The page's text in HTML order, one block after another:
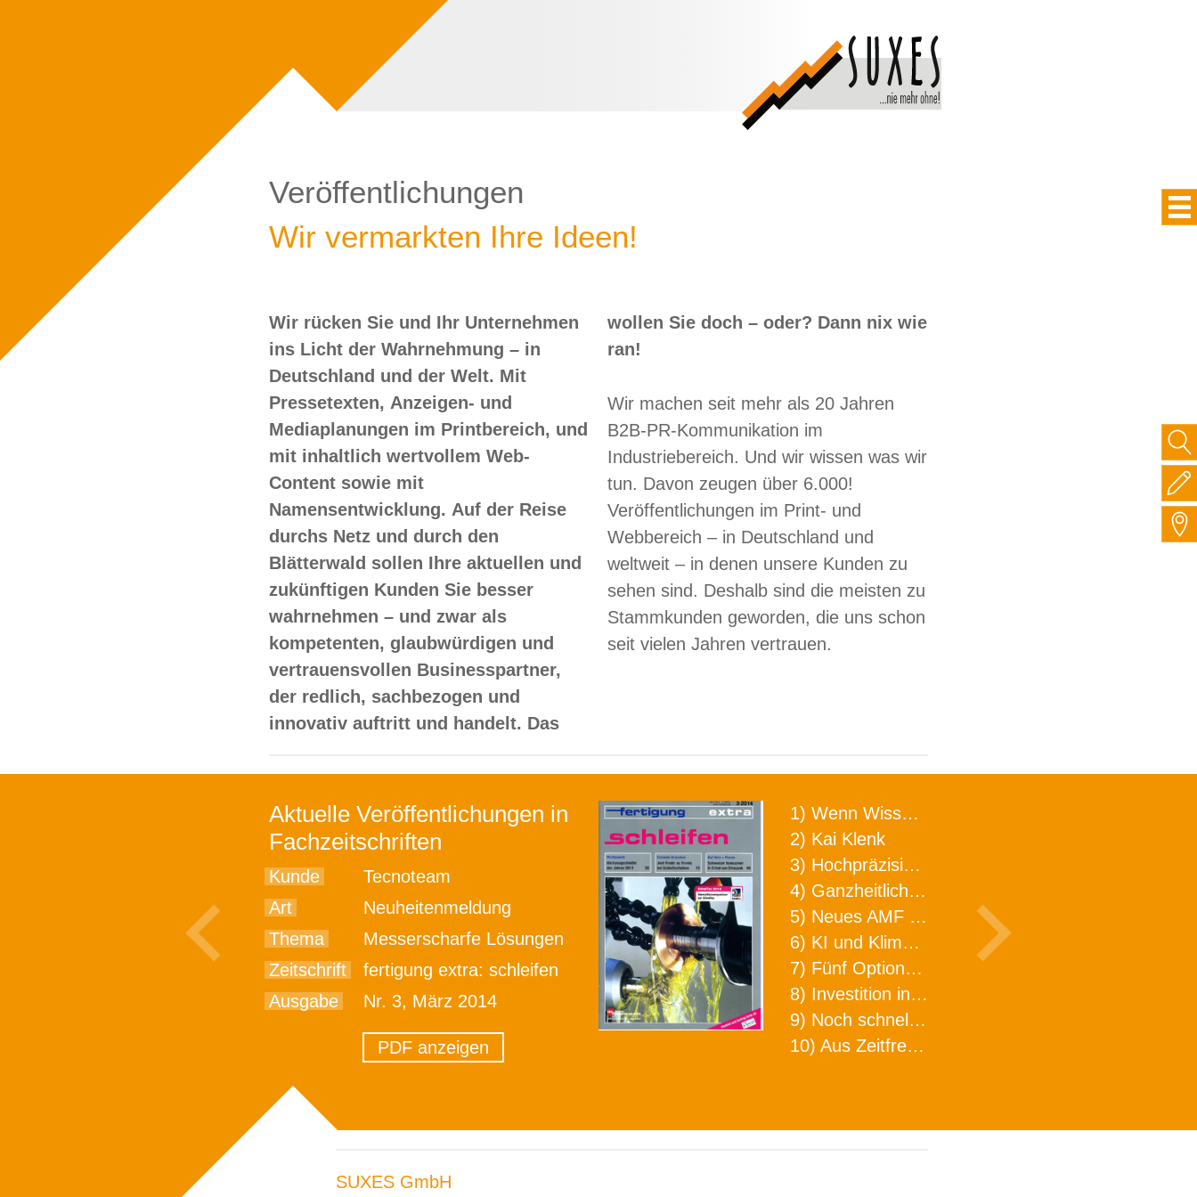
Veröffentlichungen
Wir vermarkten Ihre Ideen!
Wir rücken Sie und Ihr Unternehmen
ins Licht der Wahrnehmung – in
Deutschland und der Welt. Mit
Pressetexten, Anzeigen- und
Mediaplanungen im Printbereich, und
mit inhaltlich wertvollem Web-
Content sowie mit
Namensentwicklung. Auf der Reise
durchs Netz und durch den
Blätterwald sollen Ihre aktuellen und
zukünftigen Kunden Sie besser
wahrnehmen – und zwar als
kompetenten, glaubwürdigen und
vertrauensvollen Businesspartner,
der redlich, sachbezogen und
innovativ auftritt und handelt. Das
wollen Sie doch – oder? Dann nix wie
ran!
Wir machen seit mehr als 20 Jahren
B2B-PR-Kommunikation im
Industriebereich. Und wir wissen was wir
tun. Davon zeugen über 6.000!
Veröffentlichungen im Print- und
Webbereich – in Deutschland und
weltweit – in denen unsere Kunden zu
sehen sind. Deshalb sind die meisten zu
Stammkunden geworden, die uns schon
seit vielen Jahren vertrauen.
Aktuelle Veröffentlichungen in
Fachzeitschriften
Kunde
Tecnoteam
Art
Neuheitenmeldung
Thema
Messerscharfe Lösungen
Zeitschrift
fertigung extra: schleifen
Ausgabe
Nr. 3, März 2014
PDF anzeigen
1) Wenn Wissen geht, kann ARNO WERKZEUGE helfen
2) Kai Klenk
3) Hochpräzision in neuer Dimension
4) Ganzheitlicher Ansatz für mehr Effizienz und Produktivität in der Zerspanung
5) Neues AMF Logistikzentrum feierlich eröffnet
6) KI und Klimaschutz im Schaltanlagenbau
7) Fünf Optionen, wie man Zeitfresser in Effizienz umwandelt
8) Investition in Fellbach mit nachhaltiger Logistik und Lagerfläche
9) Noch schnellere Lieferung
10) Aus Zeitfressern wird Effizienz
SUXES GmbH